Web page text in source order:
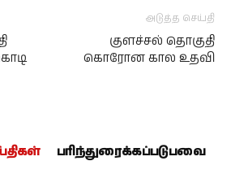
அடுத்த செய்தி
குளச்சல் தொகுதி
கொரோன கால உதவி
பரிந்துரைக்கப்படுபவை